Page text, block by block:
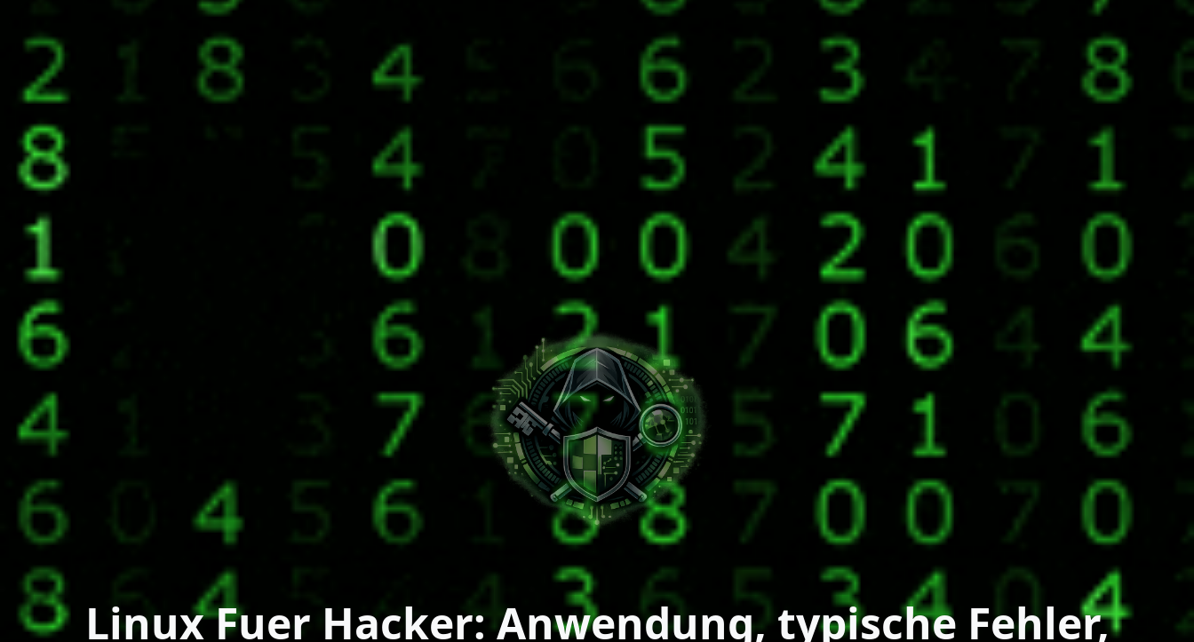
Linux Fuer Hacker: Anwendung, typische Fehler,